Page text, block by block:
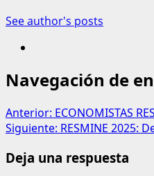
See author's posts
Navegación de
Anterior: ECONOMISTAS
Siguiente: RESMINE 2025:
Deja una respuesta